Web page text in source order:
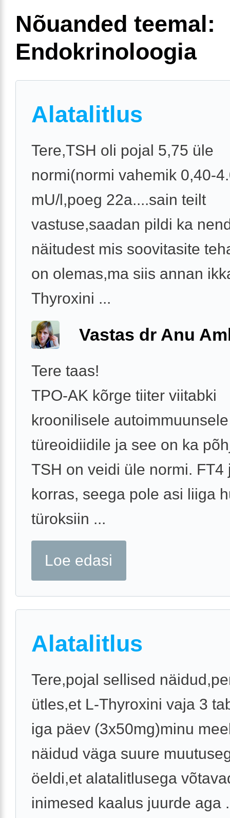
Nõuanded teemal:
Endokrinoloogia
Alatalitlus
Tere,TSH oli pojal 5,75 üle
normi(normi vahemik 0,40-
mU/l,poeg 22a....sain teilt
vastuse,saadan pildi ka
näitudest mis soovitasite
on olemas,ma siis annan
Thyroxini ...
Vastas dr Anu
Tere taas!
TPO-AK kõrge tiiter viitabki
kroonilisele autoimmuunsele
türeoidiidile ja see on ka
TSH on veidi üle normi. FT4
korras, seega pole asi liiga
türoksiin ...
Loe edasi
Alatalitlus
Tere,pojal sellised
ütles,et L-Thyroxini vaja 3
iga päev (3x50mg)minu
näidud väga suure
öeldi,et alatalitlusega
inimesed kaalus juurde aga